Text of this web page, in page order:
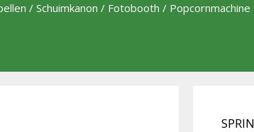
/ Schuimkanon / Fotobooth / Popcornmachine